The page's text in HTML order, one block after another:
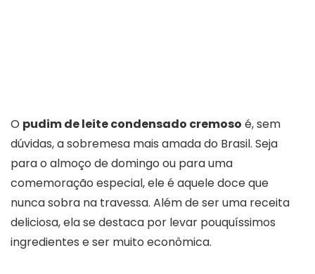
O pudim de leite condensado cremoso é, sem
dúvidas, a sobremesa mais amada do Brasil. Seja
para o almoço de domingo ou para uma
comemoração especial, ele é aquele doce que
nunca sobra na travessa. Além de ser uma receita
deliciosa, ela se destaca por levar pouquíssimos
ingredientes e ser muito econômica.